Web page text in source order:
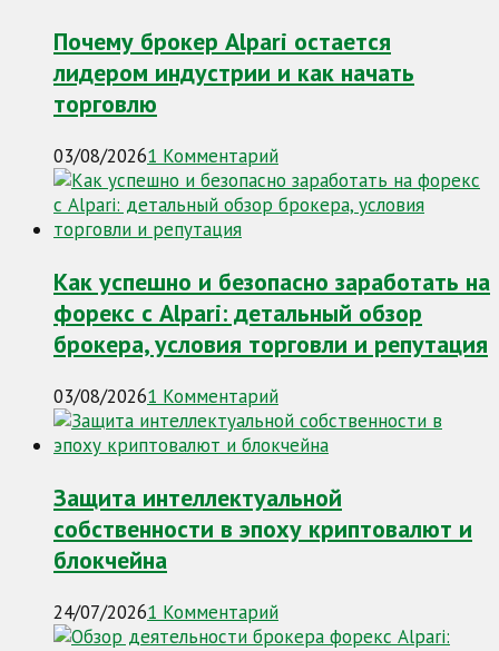
Почему брокер Alpari остается
лидером индустрии и как начать
торговлю
03/08/20261 Комментарий
Как успешно и безопасно заработать на
форекс с Alpari: детальный обзор
брокера, условия торговли и репутация
03/08/20261 Комментарий
Защита интеллектуальной
собственности в эпоху криптовалют и
блокчейна
24/07/20261 Комментарий